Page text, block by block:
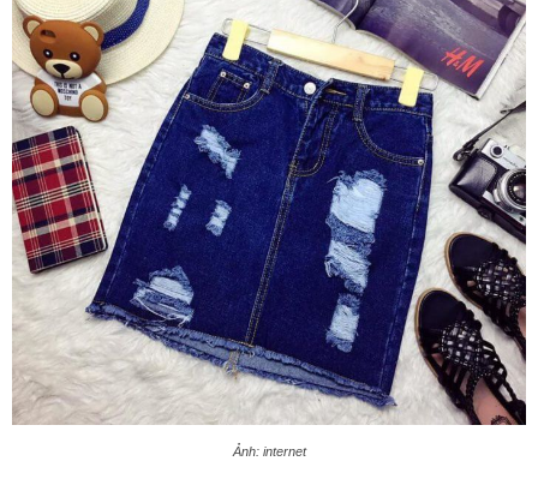
Ảnh: internet